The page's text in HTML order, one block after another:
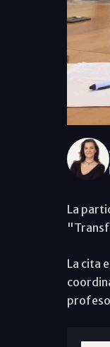
La
La cita